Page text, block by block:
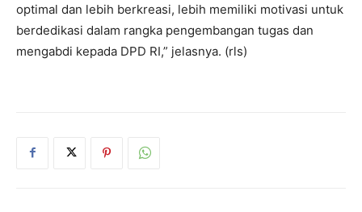
optimal dan lebih berkreasi, lebih memiliki motivasi untuk
berdedikasi dalam rangka pengembangan tugas dan
mengabdi kepada DPD RI,” jelasnya. (rls)